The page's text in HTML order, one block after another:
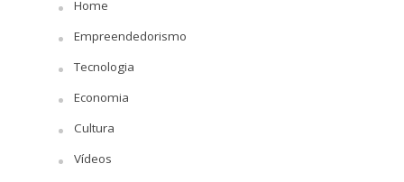
Home
Empreendedorismo
Tecnologia
Economia
Cultura
Vídeos